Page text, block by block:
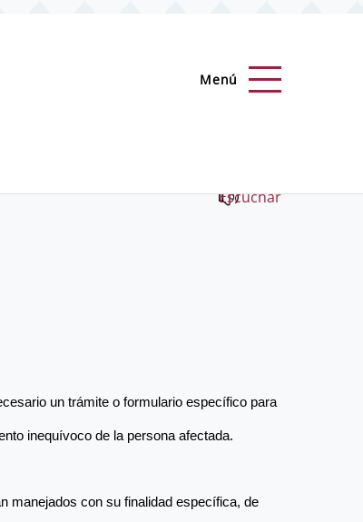
Menú
Escuchar
un trámite o formulario específico para
inequívoco de la persona afectada.
manejados con su finalidad específica, de